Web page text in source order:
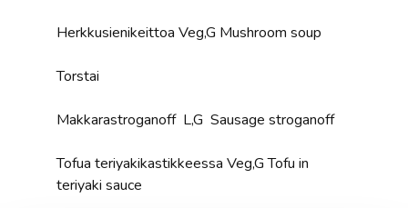
Herkkusienikeittoa Veg,G Mushroom soup
Torstai
Makkarastroganoff L,G Sausage stroganoff
Tofua teriyakikastikkeessa Veg,G Tofu in
teriyaki sauce